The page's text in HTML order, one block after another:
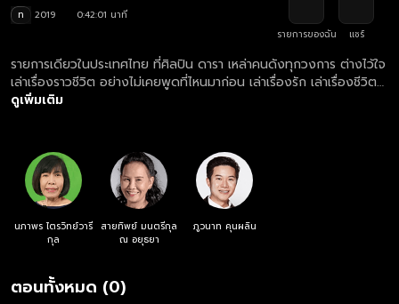
ท 2019
0:42:01 นาที
รายการของฉัน
แชร์
รายการเดียวในประเทศไทย ที่ศิลปิน ดารา เหล่าคนดังทุกวงการ ต่างไว้ใจ
เล่าเรื่องราวชีวิต อย่างไม่เคยพูดที่ไหนมาก่อน เล่าเรื่องรัก เล่าเรื่องชีวิต
จากก้นบึ้งของหัวใจ เพราะเป็นที่เดียวที่ให้ความรู้สึกปลอดภัยที่จะเล่า อุ่น
ดูเพิ่มเติม
นภาพร ไตรวิทย์วารี
กุล
สายทิพย์ มนตรีกุล
ณ อยุธยา
ภูวนาท คุนผลิน
ตอนทั้งหมด (0)